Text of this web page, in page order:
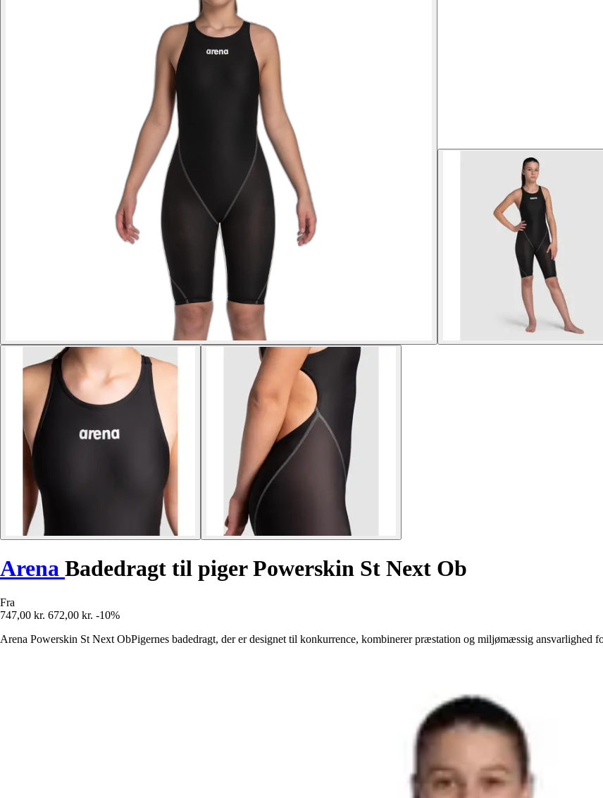
Arena Badedragt til piger Powerskin St Next Ob
Fra
747,00 kr. 672,00 kr. -10%
Arena Powerskin St Next ObPigernes badedragt, der er designet til konkurrence, kombinerer præstation og miljømæssig ansvarlighed